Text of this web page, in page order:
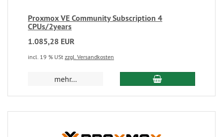
Proxmox VE Community Subscription 4
CPUs/2years
1.085,28 EUR
incl. 19 % USt zzgl. Versandkosten
mehr...